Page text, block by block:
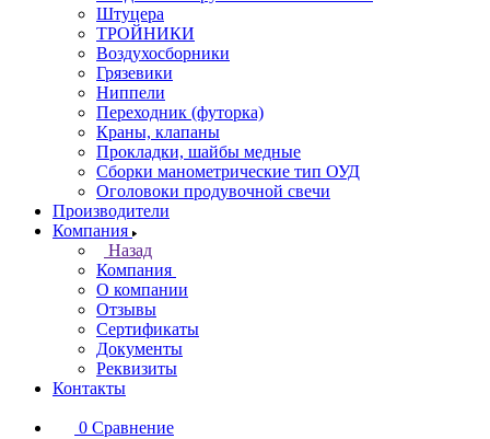
Штуцера
ТРОЙНИКИ
Воздухосборники
Грязевики
Ниппели
Переходник (футорка)
Краны, клапаны
Прокладки, шайбы медные
Сборки манометрические тип ОУД
Оголовоки продувочной свечи
Производители
Компания
Назад
Компания
О компании
Отзывы
Сертификаты
Документы
Реквизиты
Контакты
0 Сравнение